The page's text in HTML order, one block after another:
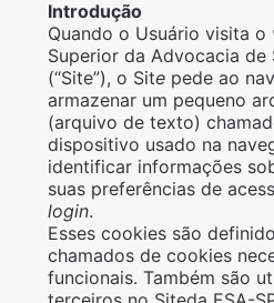
Introdução
Quando o Usuário visita o
Superior da Advocacia de
(“Site”), o Sitepede ao
armazenar um pequeno
(arquivo de texto)
dispositivo usado na
identificar informações
suas preferências de
login.
Esses cookies são
chamados de cookies
funcionais. Também são